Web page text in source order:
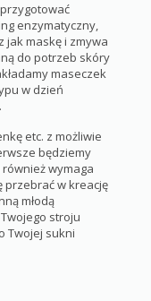
enzymatyczny,
jak maskę i zmywa
do potrzeb skóry
maseczek
w dzień
etc. z możliwie
będziemy
wymaga
przebrać w kreację
młodą
stroju
Twojej sukni